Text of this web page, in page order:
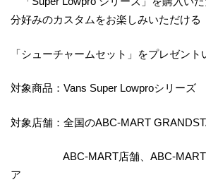
分好みのカスタムをお楽しみいただける
「シューチャームセット」をプレゼント
対象商品：Vans Super Lowproシリーズ
対象店舗：全国のABC-MART
ABC-MART店舗、ABC-MART公
ア